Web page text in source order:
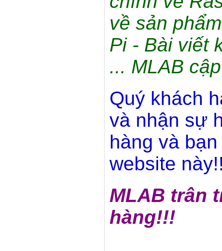
về sản
Pi - Bài viết
... MLAB
Quý khách
và nhận sự
hàng và
website
MLAB trân
hàng!!!